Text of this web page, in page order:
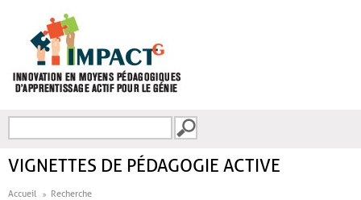
FORMULAIRE DE
VIGNETTES DE PÉDAGOGIE ACTIVE
Accueil Recherche